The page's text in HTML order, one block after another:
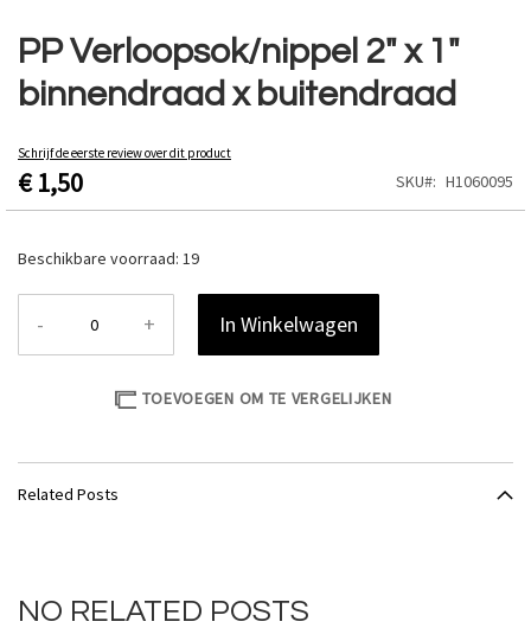
PP Verloopsok/nippel 2" x 1"
binnendraad x buitendraad
Schrijf de eerste review over dit product
€ 1,50 SKU H1060095
Beschikbare voorraad: 19
- + In Winkelwagen
TOEVOEGEN OM TE VERGELIJKEN
naar
het
begin
van
afbeeldingen-
gallerij
Related Posts
NO RELATED POSTS